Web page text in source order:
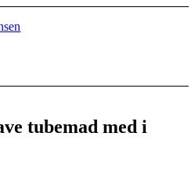
tubemad med i